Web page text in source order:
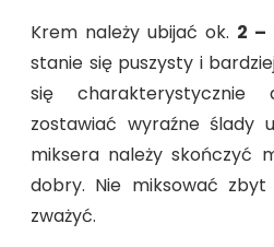
Krem należy ubijać ok. 2 –
stanie się puszysty i
się charakterystycznie
zostawiać wyraźne ślady
miksera należy skończyć
dobry. Nie miksować zbyt
zważyć.